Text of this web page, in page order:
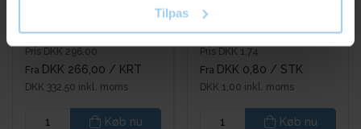
Tilpas
32x17x43cm 80g - 200
stk. pr. kasse
Pris DKK 296,00
Fra DKK 266,00 / KRT
DKK 332,50 inkl. moms
Køb nu
Bæreposer 6L Brun -
180x80x220 mm. 70g
Pris DKK 1,74
Fra DKK 0,80 / STK
DKK 1,00 inkl. moms
Køb nu